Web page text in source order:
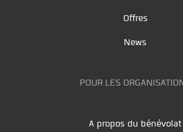
Offres
News
POUR LES
A propos du bénévolat